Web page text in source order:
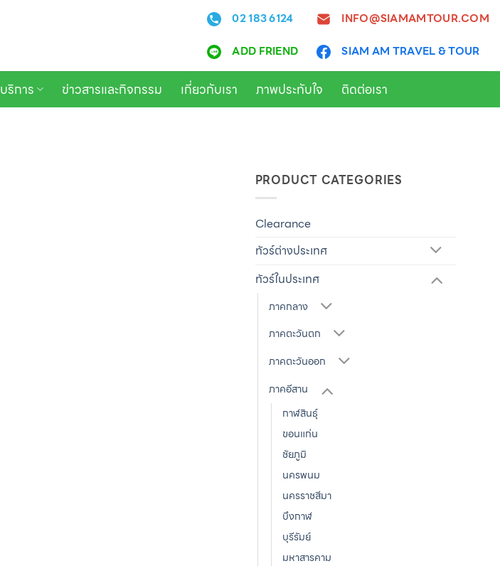
02 183 6124
ADD FRIEND
INFO@SIAMAMTOUR.COM
SIAM AM TRAVEL & TOUR
บริการ ข่าวสารและกิจกรรม เกี่ยวกับเรา ภาพประทับใจ ติดต่อเรา
PRODUCT CATEGORIES
Clearance
ทัวร์ต่างประเทศ
ทัวร์ในประเทศ
ภาคกลาง
ภาคตะวันตก
ภาคตะวันออก
ภาคอีสาน
กาฬสินธุ์
ขอนแก่น
ชัยภูมิ
นครพนม
นครราชสีมา
บึงกาฬ
บุรีรัมย์
มหาสารคาม